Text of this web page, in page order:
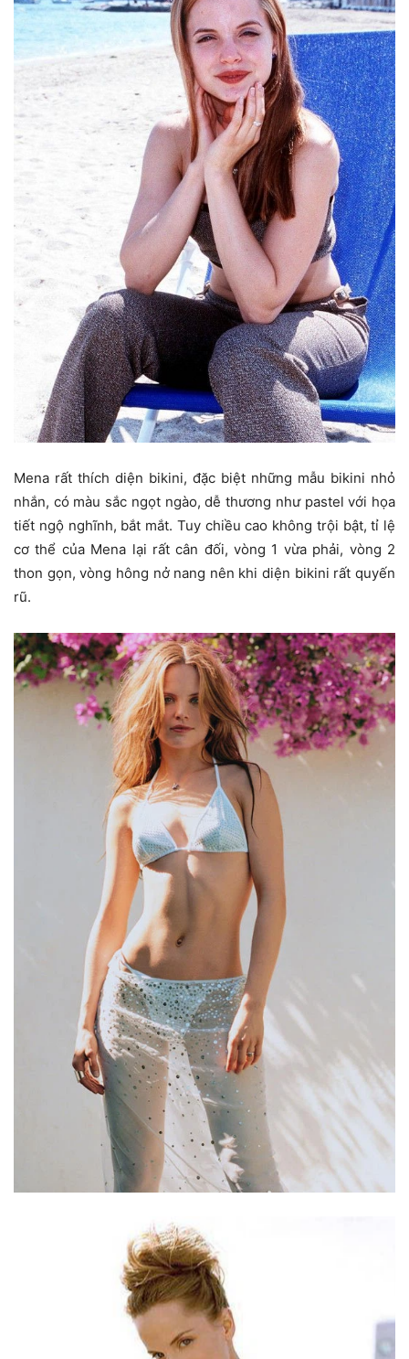
Mena rất thích diện bikini, đặc biệt những mẫu bikini nhỏ
nhắn, có màu sắc ngọt ngào, dễ thương như pastel với họa
tiết ngộ nghĩnh, bắt mắt. Tuy chiều cao không trội bật, tỉ lệ
cơ thể của Mena lại rất cân đối, vòng 1 vừa phải, vòng 2
thon gọn, vòng hông nở nang nên khi diện bikini rất quyến
rũ.